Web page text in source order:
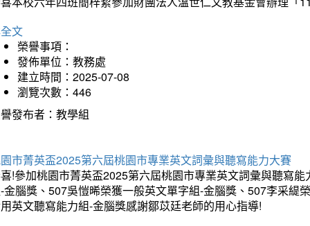
文
榮譽事項：
發佈單位：教務處
建立時間：2025-07-08
瀏覽次數：446
發布者：教學組
市菁英盃2025第六屆桃園市專業英文詞彙與聽寫能力大賽
!參加桃園市菁英盃2025第六屆桃園市專業英文詞彙與聽寫
金腦獎、507吳愷晞榮獲一般英文單字組-金腦獎、507李采緹
英文聽寫能力組-金腦獎感謝鄒苡廷老師的用心指導!